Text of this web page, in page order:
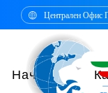
Централен Офис
Начало